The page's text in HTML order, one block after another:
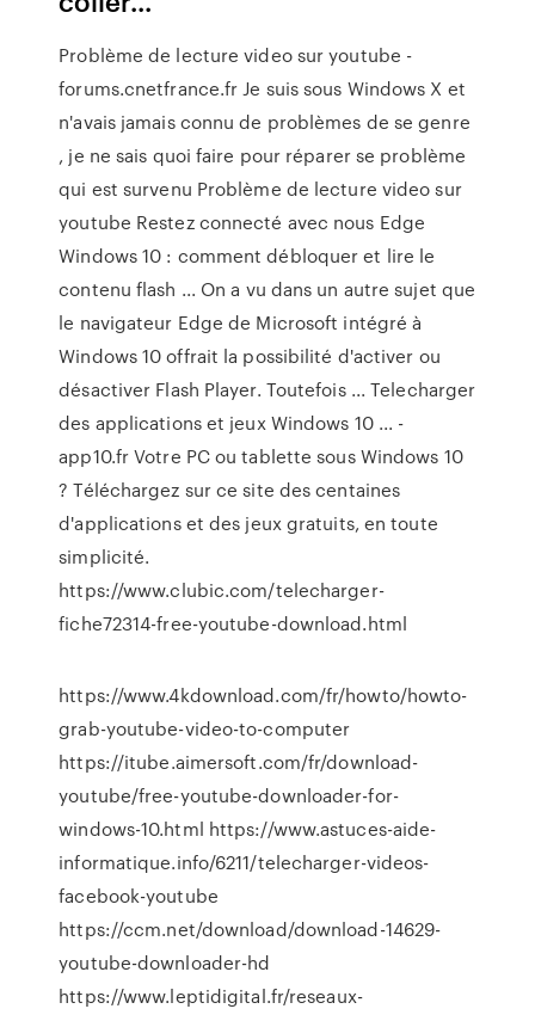
Problème de lecture video sur youtube -
forums.cnetfrance.fr Je suis sous Windows X et
n'avais jamais connu de problèmes de se genre
, je ne sais quoi faire pour réparer se problème
qui est survenu Problème de lecture video sur
youtube Restez connecté avec nous Edge
Windows 10 : comment débloquer et lire le
contenu flash ... On a vu dans un autre sujet que
le navigateur Edge de Microsoft intégré à
Windows 10 offrait la possibilité d'activer ou
désactiver Flash Player. Toutefois ... Telecharger
des applications et jeux Windows 10 ... -
app10.fr Votre PC ou tablette sous Windows 10
? Téléchargez sur ce site des centaines
d'applications et des jeux gratuits, en toute
simplicité.
https://www.clubic.com/telecharger-
fiche72314-free-youtube-download.html
https://www.4kdownload.com/fr/howto/howto-
grab-youtube-video-to-computer
https://itube.aimersoft.com/fr/download-
youtube/free-youtube-downloader-for-
windows-10.html https://www.astuces-aide-
informatique.info/6211/telecharger-videos-
facebook-youtube
https://ccm.net/download/download-14629-
youtube-downloader-hd
https://www.leptidigital.fr/reseaux-